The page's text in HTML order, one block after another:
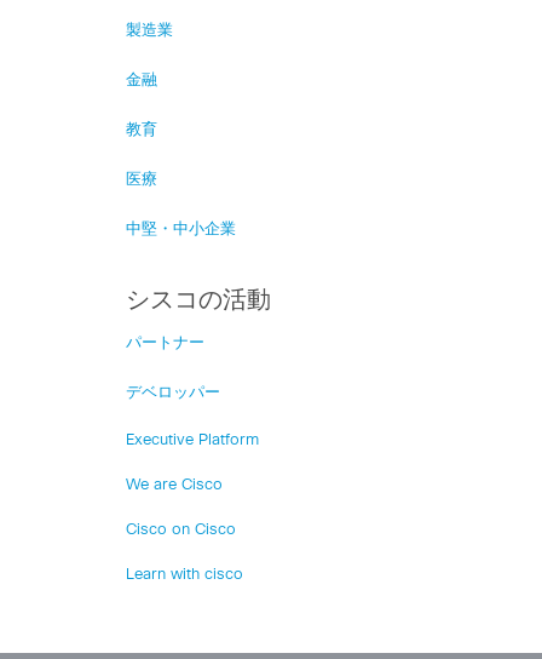
製造業
金融
教育
医療
中堅・中小企業
シスコの活動
パートナー
デベロッパー
Executive Platform
We are Cisco
Cisco on Cisco
Learn with cisco